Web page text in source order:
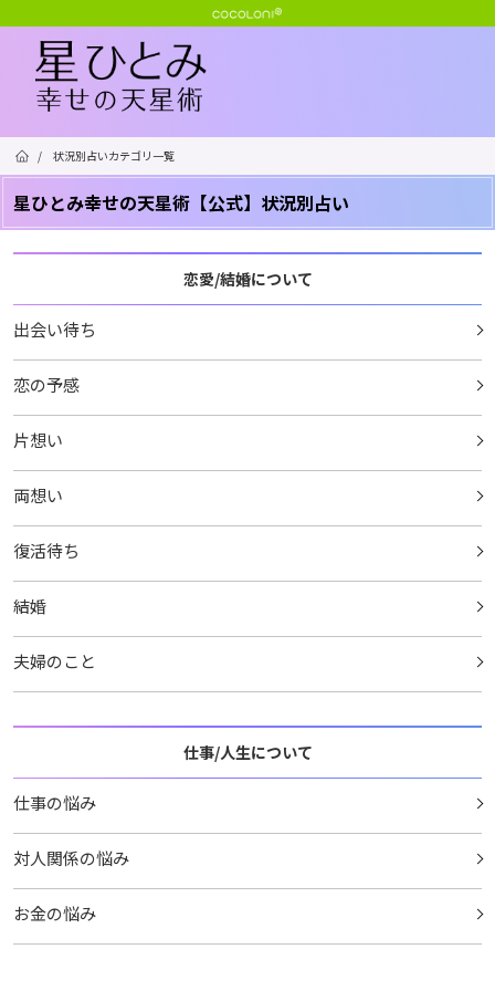
/ 状況別占いカテゴリ一覧
星ひとみ幸せの天星術【公式】状況別占い
恋愛/結婚について
出会い待ち
恋の予感
片想い
両想い
復活待ち
結婚
夫婦のこと
仕事/人生について
仕事の悩み
対人関係の悩み
お金の悩み